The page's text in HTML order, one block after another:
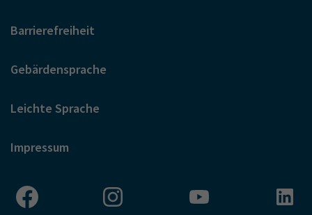
Barrierefreiheit
Gebärdensprache
Leichte Sprache
Impressum